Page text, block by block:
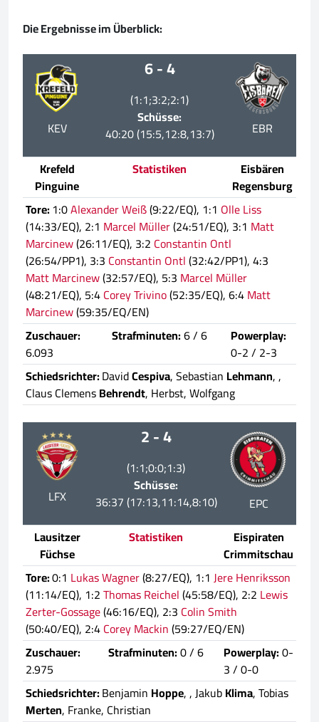
Die Ergebnisse im Überblick:
KEV
6 - 4
(1:1;3:2;2:1)
Schüsse:
40:20 (15:5,12:8,13:7)
EBR
Krefeld
Pinguine
Statistiken
Eisbären
Regensburg
Tore:1:0Alexander Weiß(9:22/EQ), 1:1 Olle Liss
(14:33/EQ), 2:1 Marcel Müller(24:51/EQ), 3:1 Matt
Marcinew(26:11/EQ), 3:2 Constantin Ontl
(26:54/PP1), 3:3 Constantin Ontl(32:42/PP1), 4:3
Matt Marcinew(32:57/EQ), 5:3 Marcel Müller
(48:21/EQ), 5:4Corey Trivino(52:35/EQ), 6:4Matt
Marcinew(59:35/EQ/EN)
Zuschauer:
6.093
Strafminuten:6 / 6
Powerplay:
0-2 / 2-3
Schiedsrichter:DavidCespiva, Sebastian Lehmann,,
Claus ClemensBehrendt, Herbst, Wolfgang
LFX
2 - 4
(1:1;0:0;1:3)
Schüsse:
36:37 (17:13,11:14,8:10)
EPC
Lausitzer
Füchse
Statistiken
Eispiraten
Crimmitschau
Tore:0:1 Lukas Wagner(8:27/EQ), 1:1 Jere Henriksson
(11:14/EQ), 1:2Thomas Reichel(45:58/EQ), 2:2 Lewis
Zerter-Gossage(46:16/EQ), 2:3 Colin Smith
(50:40/EQ), 2:4Corey Mackin(59:27/EQ/EN)
Zuschauer:
2.975
Strafminuten:0 / 6 Powerplay:0-
3 / 0-0
Schiedsrichter:Benjamin Hoppe,, JakubKlima, Tobias
Merten, Franke, Christian